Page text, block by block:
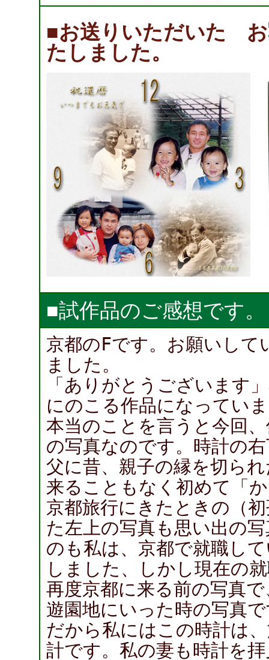
■お送りいただいた
たしました。
■試作品のご感想です。
京都のFです。お願いし
ました。
「ありがとうございます
にのこる作品になってい
本当のことを言うと今回
の写真なのです。時計の
父に昔、親子の縁を切ら
来ることもなく初めて「
京都旅行にきたときの（
た左上の写真も思い出の
のも私は、京都で就職し
しました、しかし現在の
再度京都に来る前の写真
遊園地にいった時の写真
だから私にはこの時計は
計です。私の妻も時計を